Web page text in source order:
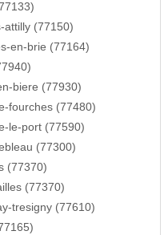
attilly (77150)
en-brie (77164)
biere (77930)
fourches (77480)
le-port (77590)
(77300)
(77370)
(77370)
tresigny (77610)